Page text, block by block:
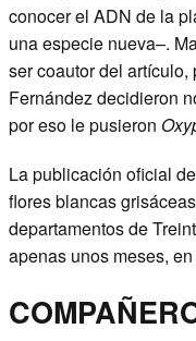
conocer el ADN de la
una especie nueva–.
ser coautor del
Fernández decidieron
por eso le pusieron
La publicación oficial
flores blancas
departamentos de
apenas unos meses,